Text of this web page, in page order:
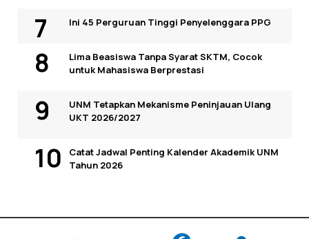
Ini 45 Perguruan Tinggi Penyelenggara PPG
Lima Beasiswa Tanpa Syarat SKTM, Cocok
untuk Mahasiswa Berprestasi
UNM Tetapkan Mekanisme Peninjauan Ulang
UKT 2026/2027
Catat Jadwal Penting Kalender Akademik UNM
Tahun 2026